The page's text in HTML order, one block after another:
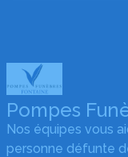
Pompes
Nos équipes vous
personne défunte